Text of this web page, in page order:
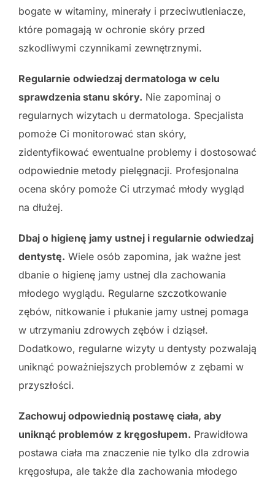
bogate w witaminy, minerały i przeciwutleniacze,
które pomagają w ochronie skóry przed
szkodliwymi czynnikami zewnętrznymi.
Regularnie odwiedzaj dermatologa w celu
sprawdzenia stanu skóry. Nie zapominaj o
regularnych wizytach u dermatologa. Specjalista
pomoże Ci monitorować stan skóry,
zidentyfikować ewentualne problemy i dostosować
odpowiednie metody pielęgnacji. Profesjonalna
ocena skóry pomoże Ci utrzymać młody wygląd
na dłużej.
Dbaj o higienę jamy ustnej i regularnie odwiedzaj
dentystę. Wiele osób zapomina, jak ważne jest
dbanie o higienę jamy ustnej dla zachowania
młodego wyglądu. Regularne szczotkowanie
zębów, nitkowanie i płukanie jamy ustnej pomaga
w utrzymaniu zdrowych zębów i dziąseł.
Dodatkowo, regularne wizyty u dentysty pozwalają
uniknąć poważniejszych problemów z zębami w
przyszłości.
Zachowuj odpowiednią postawę ciała, aby
uniknąć problemów z kręgosłupem. Prawidłowa
postawa ciała ma znaczenie nie tylko dla zdrowia
kręgosłupa, ale także dla zachowania młodego